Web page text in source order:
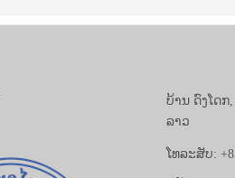
ບ້ານ ດົງໂດກ
ລາວ
ໂທລະສັບ: